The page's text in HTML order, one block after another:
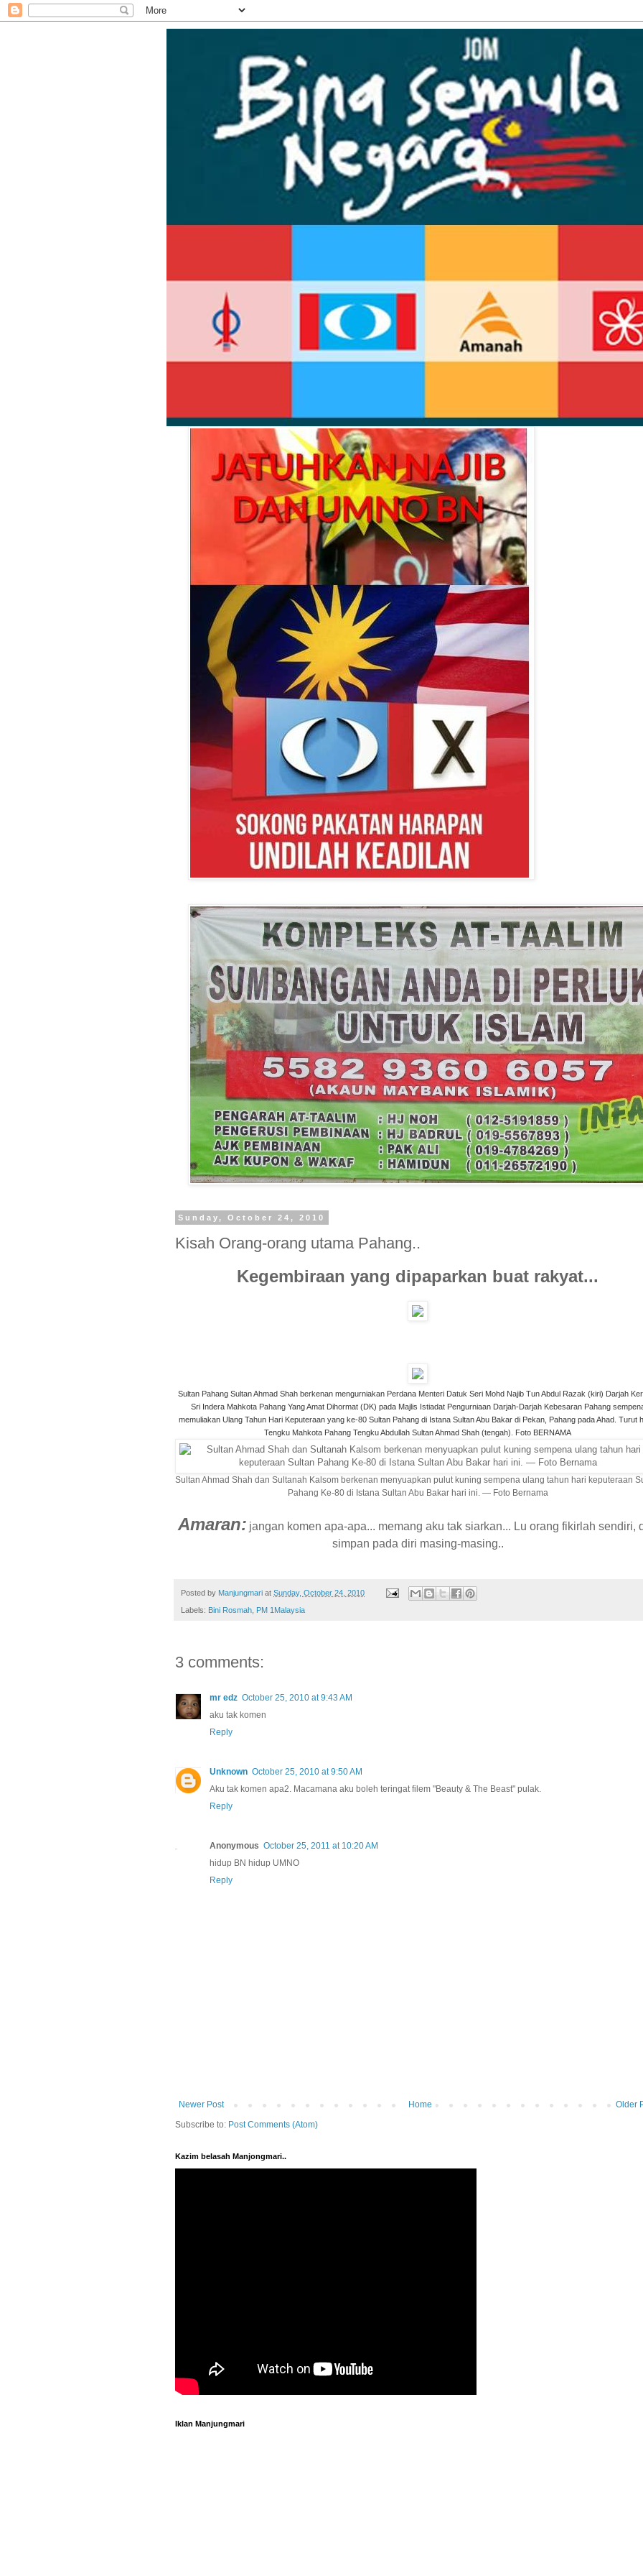
Sunday, October 24, 2010
Kisah Orang-orang utama Pahang..
Kegembiraan yang dipaparkan buat rakyat...
Sultan Pahang Sultan Ahmad Shah berkenan mengurniakan Perdana Menteri Datuk Seri Mohd Najib Tun Abdul Razak (kiri) Darjah
Sri Indera Mahkota Pahang Yang Amat Dihormat (DK) pada Majlis Istiadat Pengurniaan Darjah-Darjah Kebesaran Pahang
memuliakan Ulang Tahun Hari Keputeraan yang ke-80 Sultan Pahang di Istana Sultan Abu Bakar di Pekan, Pahang pada Ahad. Turut
Tengku Mahkota Pahang Tengku Abdullah Sultan Ahmad Shah (tengah). Foto BERNAMA
Sultan Ahmad Shah dan Sultanah Kalsom berkenan menyuapkan pulut kuning sempena ulang tahun hari keputeraan
Pahang Ke-80 di Istana Sultan Abu Bakar hari ini. — Foto Bernama
Amaran: jangan komen apa-apa... memang aku tak siarkan... Lu orang fikirlah sendiri,
simpan pada diri masing-masing..
Posted by Manjungmari at Sunday, October 24, 2010
Labels: Bini Rosmah PM 1Malaysia
3 comments:
mr edz October 25, 2010 at 9:43 AM
aku tak komen
Reply
Unknown October 25, 2010 at 9:50 AM
Aku tak komen apa2. Macamana aku boleh teringat filem "Beauty & The Beast" pulak.
Reply
Anonymous October 25, 2011 at 10:20 AM
hidup BN hidup UMNO
Reply
Newer Post Older
Home
Subscribe to: Post Comments (Atom)
Kazim belasah Manjongmari..
Iklan Manjungmari